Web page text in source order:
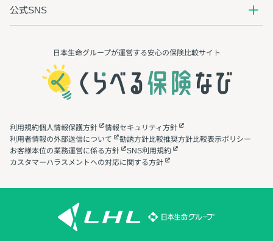
公式SNS
日本生命グループが運営する安心の保険⽐較サイト
利用規約個人情報保護方針
情報セキュリティ方針
利用者情報の外部送信について
勧誘方針比較推奨方針比較表示ポリシー
お客様本位の業務運営に係る方針
SNS利用規約
カスタマーハラスメントへの対応に関する方針